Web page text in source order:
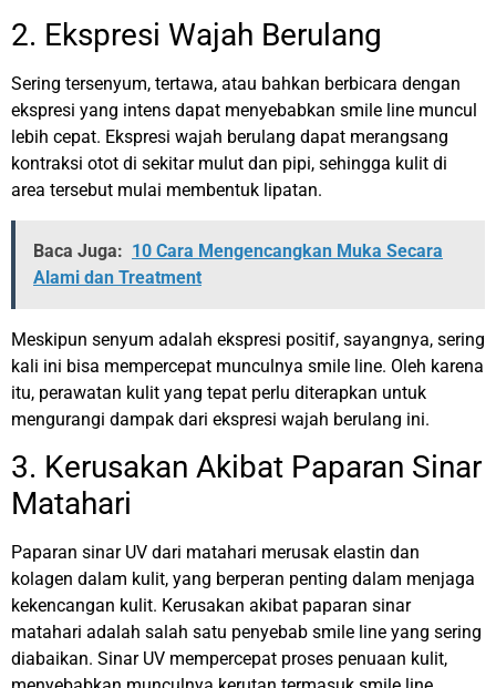
2. Ekspresi Wajah Berulang
Sering tersenyum, tertawa, atau bahkan berbicara dengan
ekspresi yang intens dapat menyebabkan smile line muncul
lebih cepat. Ekspresi wajah berulang dapat merangsang
kontraksi otot di sekitar mulut dan pipi, sehingga kulit di
area tersebut mulai membentuk lipatan.
Baca Juga: 10 Cara Mengencangkan Muka Secara
Alami dan Treatment
Meskipun senyum adalah ekspresi positif, sayangnya, sering
kali ini bisa mempercepat munculnya smile line. Oleh karena
itu, perawatan kulit yang tepat perlu diterapkan untuk
mengurangi dampak dari ekspresi wajah berulang ini.
3. Kerusakan Akibat Paparan Sinar
Matahari
Paparan sinar UV dari matahari merusak elastin dan
kolagen dalam kulit, yang berperan penting dalam menjaga
kekencangan kulit. Kerusakan akibat paparan sinar
matahari adalah salah satu penyebab smile line yang sering
diabaikan. Sinar UV mempercepat proses penuaan kulit,